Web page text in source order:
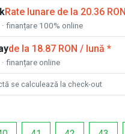
Rate lunare de la 20.36 RON
finanțare 100% online
de la 18.87 RON / lună *
finanțare online
se calculează la check-out